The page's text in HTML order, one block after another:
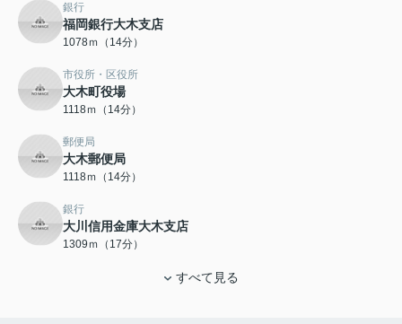
銀行
福岡銀行大木支店
1078ｍ（14分）
市役所・区役所
大木町役場
1118ｍ（14分）
郵便局
大木郵便局
1118ｍ（14分）
銀行
大川信用金庫大木支店
1309ｍ（17分）
すべて見る